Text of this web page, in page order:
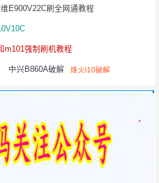
E900V22C刷全网通教程
m101强制刷机教程
中兴B860A破解 烽火i10破解